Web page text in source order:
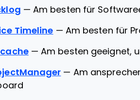
— Am besten für
Timeline — Am besten für
—Am besten geeignet,
— Am